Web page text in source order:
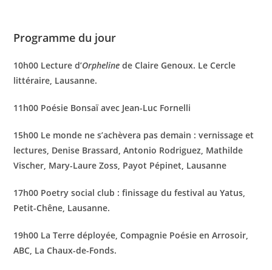
Programme du jour
10h00 Lecture d’Orpheline de Claire Genoux. Le Cercle
littéraire, Lausanne.
11h00 Poésie Bonsaï avec Jean-Luc Fornelli
15h00 Le monde ne s’achèvera pas demain : vernissage et
lectures, Denise Brassard, Antonio Rodriguez, Mathilde
Vischer, Mary-Laure Zoss, Payot Pépinet, Lausanne
17h00 Poetry social club : finissage du festival au Yatus,
Petit-Chêne, Lausanne.
19h00 La Terre déployée, Compagnie Poésie en Arrosoir,
ABC, La Chaux-de-Fonds.